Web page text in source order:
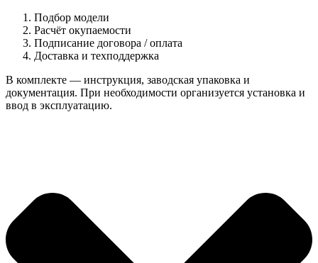
Подбор модели
Расчёт окупаемости
Подписание договора / оплата
Доставка и техподдержка
В комплекте — инструкция, заводская упаковка и
документация. При необходимости организуется установка и
ввод в эксплуатацию.